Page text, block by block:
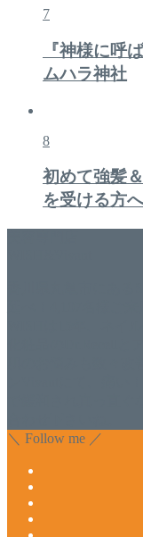
7
『神様に呼
ムハラ神社
8
初めて強髪
を受ける方へ
＼ Follow me ／